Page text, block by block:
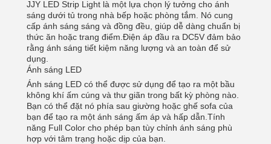
JJY LED Strip Light là một lựa chọn lý tưởng cho ánh
sáng dưới tủ trong nhà bếp hoặc phòng tắm. Nó cung
cấp ánh sáng sáng và đồng đều, giúp dễ dàng chuẩn bị
thức ăn hoặc trang điểm.Điện áp đầu ra DC5V đảm bảo
rằng ánh sáng tiết kiệm năng lượng và an toàn để sử
dụng.
Ánh sáng LED
Ánh sáng LED có thể được sử dụng để tạo ra một bầu
không khí ấm cúng và thư giãn trong bất kỳ phòng nào.
Bạn có thể đặt nó phía sau giường hoặc ghế sofa của
bạn để tạo ra một ánh sáng ấm áp và hấp dẫn.Tính
năng Full Color cho phép bạn tùy chỉnh ánh sáng phù
hợp với tâm trạng hoặc dịp của bạn.